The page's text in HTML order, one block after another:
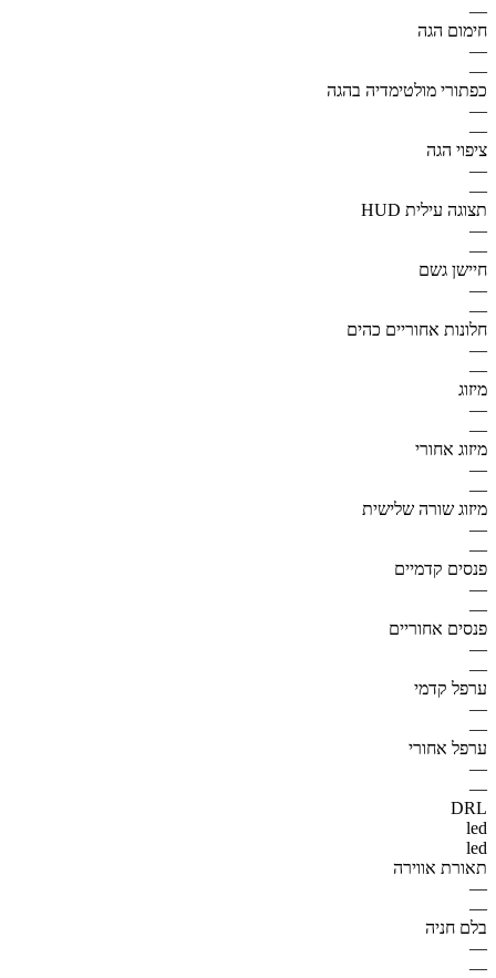
—
חימום הגה
—
—
כפתורי מולטימדיה בהגה
—
—
ציפוי הגה
—
—
תצוגה עילית HUD
—
—
חיישן גשם
—
—
חלונות אחוריים כהים
—
—
מיזוג
—
—
מיזוג אחורי
—
—
מיזוג שורה שלישית
—
—
פנסים קדמיים
—
—
פנסים אחוריים
—
—
ערפל קדמי
—
—
ערפל אחורי
—
—
DRL
led
led
תאורת אווירה
—
—
בלם חניה
—
—